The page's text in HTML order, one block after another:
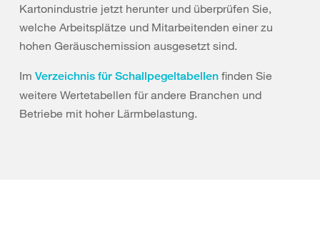
Kartonindustrie jetzt herunter und überprüfen Sie,
welche Arbeitsplätze und Mitarbeitenden einer zu
hohen Geräuschemission ausgesetzt sind.
Im Verzeichnis für Schallpegeltabellen finden Sie
weitere Wertetabellen für andere Branchen und
Betriebe mit hoher Lärmbelastung.